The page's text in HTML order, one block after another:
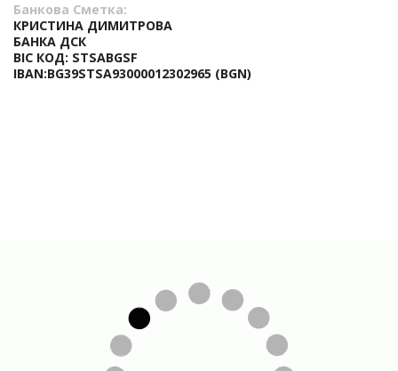
Банкова Сметка:
КРИСТИНА ДИМИТРОВА
БАНКА ДСК
BIC КОД: STSABGSF
IBAN:BG39STSA93000012302965 (BGN)